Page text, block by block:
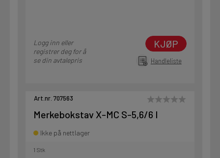
Logg inn eller
registrer deg for å
se din avtalepris
KJØP
Handleliste
Art.nr. 707563
Merkebokstav X-MC S-5,6/6 I
Ikke på nettlager
1 Stk